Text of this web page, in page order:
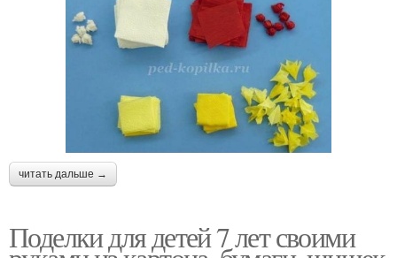
читать дальше →
Поделки для детей 7 лет своими